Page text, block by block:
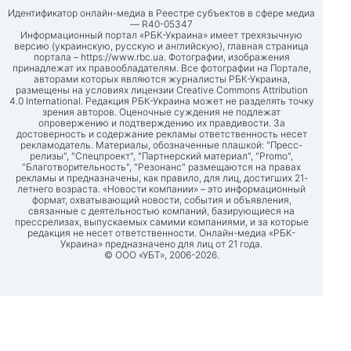
Идентификатор онлайн-медиа в Реестре субъектов в сфере медиа
— R40-05347
Информационный портал «РБК-Украина» имеет трехязычную
версию (украинскую, русскую и английскую), главная страница
портала – https://www.rbc.ua . Фотографии, изображения
принадлежат их правообладателям. Все фотографии на Портале,
авторами которых являются журналисты РБК-Украина,
размещены на условиях лицензии Creative Commons Attribution
4.0 International. Редакция РБК-Украина может не разделять точку
зрения авторов. Оценочные суждения не подлежат
опровержению и подтверждению их правдивости. За
достоверность и содержание рекламы ответственность несет
рекламодатель. Материалы, обозначенные плашкой: "Пресс-
релизы", "Спецпроект", "Партнерский материал", "Promo",
"Благотворительность", "Резонанс" размещаются на правах
рекламы и предназначены, как правило, для лиц, достигших 21-
летнего возраста. «Новости компании» – это информационный
формат, охватывающий новости, события и объявления,
связанные с деятельностью компаний, базирующиеся на
прессрелизах, выпускаемых самими компаниями, и за которые
редакция не несет ответственности. Онлайн-медиа «РБК-
Украина» предназначено для лиц от 21 года.
© ООО «УБТ», 2006-2026.